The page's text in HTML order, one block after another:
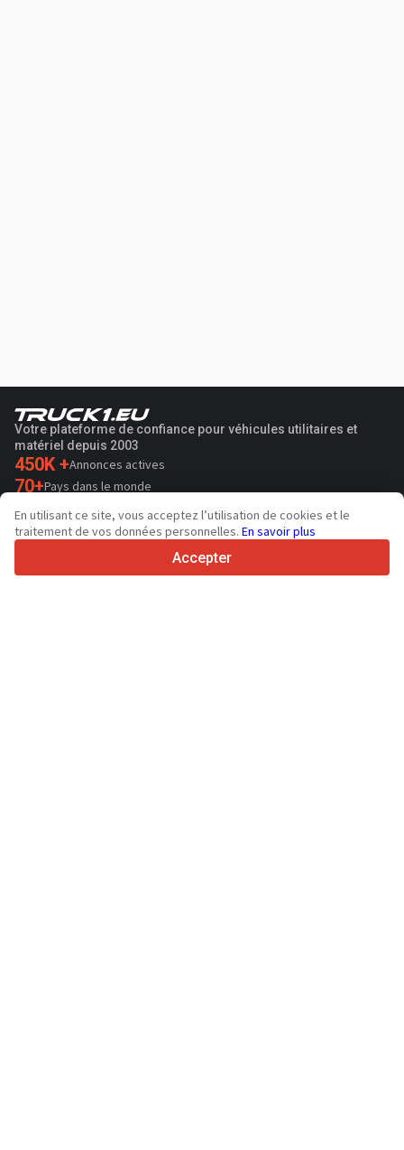
Votre plateforme de confiance pour véhicules utilitaires et
matériel depuis 2003
450K +Annonces actives
70+Pays dans le monde
36 Langues prises en charge
4.7/5
En utilisant ce site, vous acceptez l’utilisation de cookies et le
traitement de vos données personnelles. En savoir plus
Accepter